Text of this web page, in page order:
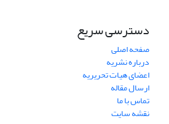
دسترسی سریع
صفحه اصلی
درباره نشریه
اعضای هیات تحریریه
ارسال مقاله
تماس با ما
نقشه سایت